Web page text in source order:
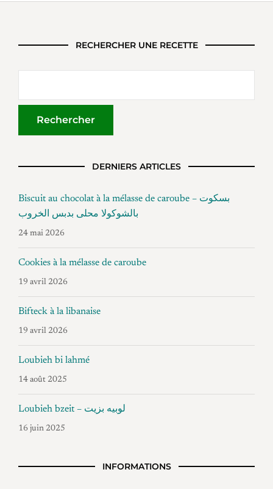
RECHERCHER UNE RECETTE
DERNIERS ARTICLES
Biscuit au chocolat à la mélasse de caroube – بسكوت
بالشوكولا محلى بدبس الخروب
24 mai 2026
Cookies à la mélasse de caroube
19 avril 2026
Bifteck à la libanaise
19 avril 2026
Loubieh bi lahmé
14 août 2025
Loubieh bzeit – لوبيه بزيت
16 juin 2025
INFORMATIONS